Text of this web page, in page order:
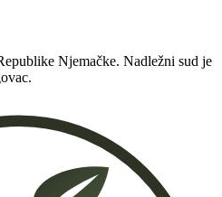
Njemačke. Nadležni sud je